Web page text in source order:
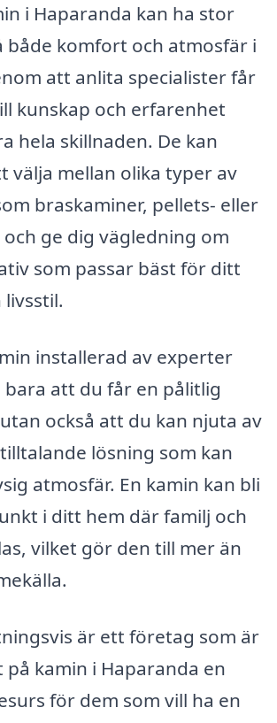
i Haparanda kan ha stor
både komfort och atmosfär i
att anlita specialister får
kunskap och erfarenhet
hela skillnaden. De kan
välja mellan olika typer av
braskaminer, pellets- eller
ge dig vägledning om
som passar bäst för ditt
installerad av experter
att du får en pålitlig
också att du kan njuta av
lösning som kan
atmosfär. En kamin kan bli
i ditt hem där familj och
vilket gör den till mer än
är ett företag som är
på kamin i Haparanda en
för dem som vill ha en